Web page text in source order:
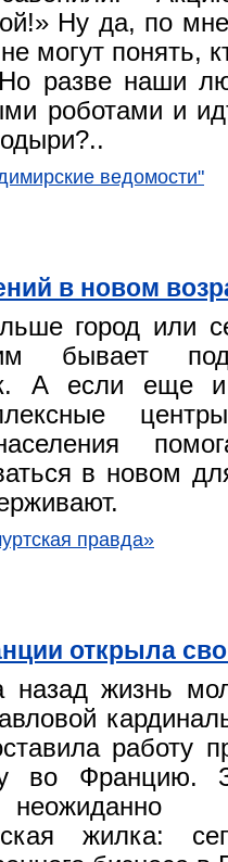
Ну да, по
могут понять,
разве наши
роботами и
ведомости"
в новом
город или
бывает
А если еще
в новом
правда»
открыла
назад жизнь
работу
во Францию.
жилка: